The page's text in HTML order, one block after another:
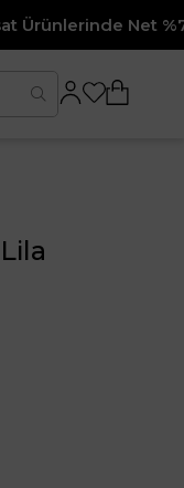
%70 İndirim